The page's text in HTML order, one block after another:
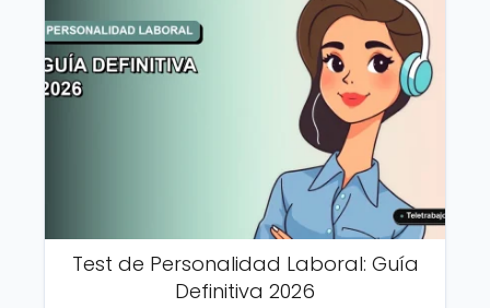
Test de Personalidad Laboral: Guía
Definitiva 2026